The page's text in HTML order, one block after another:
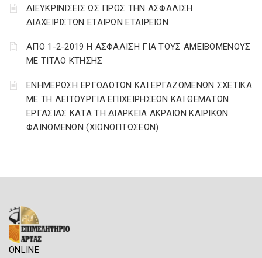
ΔΙΕΥΚΡΙΝΙΣΕΙΣ ΩΣ ΠΡΟΣ ΤΗΝ ΑΣΦΑΛΙΣΗ
ΔΙΑΧΕΙΡΙΣΤΩΝ ΕΤΑΙΡΩΝ ΕΤΑΙΡΕΙΩΝ
ΑΠΟ 1-2-2019 Η ΑΣΦΑΛΙΣΗ ΓΙΑ ΤΟΥΣ ΑΜΕΙΒΟΜΕΝΟΥΣ
ΜΕ ΤΙΤΛΟ ΚΤΗΣΗΣ
ΕΝΗΜΕΡΩΣΗ ΕΡΓΟΔΟΤΩΝ ΚΑΙ ΕΡΓΑΖΟΜΕΝΩΝ ΣΧΕΤΙΚΑ
ΜΕ ΤΗ ΛΕΙΤΟΥΡΓΙΑ ΕΠΙΧΕΙΡΗΣΕΩΝ ΚΑΙ ΘΕΜΑΤΩΝ
ΕΡΓΑΣΙΑΣ ΚΑΤΑ ΤΗ ΔΙΑΡΚΕΙΑ ΑΚΡΑΙΩΝ ΚΑΙΡΙΚΩΝ
ΦΑΙΝΟΜΕΝΩΝ (ΧΙΟΝΟΠΤΩΣΕΩΝ)
ONLINE